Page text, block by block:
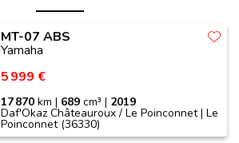
MT-07 ABS
Yamaha
5 999 €
17 870 km | 689 cm³ | 2019
Daf'Okaz Châteauroux / Le Poinconnet | Le
Poinconnet (36330)